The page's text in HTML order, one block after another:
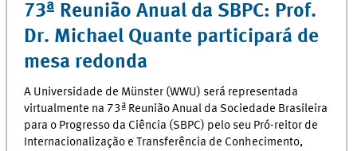
73ª Reunião Anual da SBPC: Prof.
Dr. Michael Quante participará de
mesa redonda
A Universidade de Münster (WWU) será representada
virtualmente na 73ª Reunião Anual da Sociedade Brasileira
para o Progresso da Ciência (SBPC) pelo seu Pró-reitor de
Internacionalização e Transferência de Conhecimento,